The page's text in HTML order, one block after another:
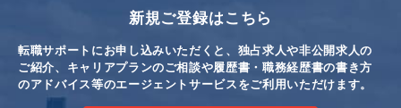
新規ご登録はこちら
転職サポートにお申し込みいただくと、独占求人や非公開求人の
ご紹介、キャリアプランのご相談や履歴書・職務経歴書の書き方
のアドバイス等のエージェントサービスをご利用いただけます。